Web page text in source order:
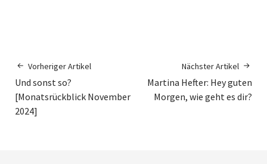
Vorheriger Artikel
Und sonst so?
[Monatsrückblick November
2024]
Nächster Artikel
Martina Hefter: Hey guten
Morgen, wie geht es dir?